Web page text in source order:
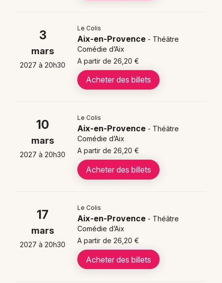
à l'Ouest - Rouen (76)
Le Colis du 03/03/2027 au 24/03/2027 -
Théâtre Comédie d’Aix - Aix-en-Provence (13)
Billetterie pour Le Colis
Cette production théâtrale qui rencontre un
vif succès propose desprix accessibles à
partir de 20 € . Les spectateurs peuvent
acheter leursbilletspour découvrir cette
comédie moderne qui garantit des moments
réserver rapidement car ce type de spectacle
comique attire généralement un large public
amateur de divertissement théâtral.
3
mars
2027 à 20h30
Le Colis
Aix-en-Provence - Théâtre
Comédie d’Aix
A partir de 26,20 €
Acheter des billets
10
mars
2027 à 20h30
Le Colis
Aix-en-Provence - Théâtre
Comédie d’Aix
A partir de 26,20 €
Acheter des billets
17
mars
2027 à 20h30
Le Colis
Aix-en-Provence - Théâtre
Comédie d’Aix
A partir de 26,20 €
Acheter des billets